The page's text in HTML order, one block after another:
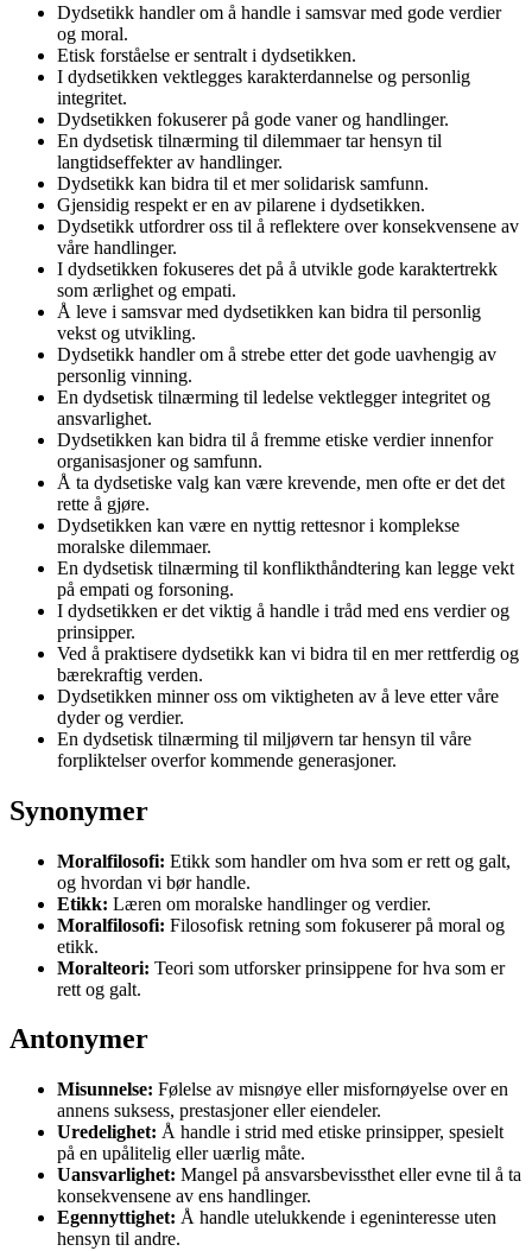
Dydsetikk handler om å handle i samsvar med gode verdier
og moral.
Etisk forståelse er sentralt i dydsetikken.
I dydsetikken vektlegges karakterdannelse og personlig
integritet.
Dydsetikken fokuserer på gode vaner og handlinger.
En dydsetisk tilnærming til dilemmaer tar hensyn til
langtidseffekter av handlinger.
Dydsetikk kan bidra til et mer solidarisk samfunn.
Gjensidig respekt er en av pilarene i dydsetikken.
Dydsetikk utfordrer oss til å reflektere over konsekvensene av
våre handlinger.
I dydsetikken fokuseres det på å utvikle gode karaktertrekk
som ærlighet og empati.
Å leve i samsvar med dydsetikken kan bidra til personlig
vekst og utvikling.
Dydsetikk handler om å strebe etter det gode uavhengig av
personlig vinning.
En dydsetisk tilnærming til ledelse vektlegger integritet og
ansvarlighet.
Dydsetikken kan bidra til å fremme etiske verdier innenfor
organisasjoner og samfunn.
Å ta dydsetiske valg kan være krevende, men ofte er det det
rette å gjøre.
Dydsetikken kan være en nyttig rettesnor i komplekse
moralske dilemmaer.
En dydsetisk tilnærming til konflikthåndtering kan legge vekt
på empati og forsoning.
I dydsetikken er det viktig å handle i tråd med ens verdier og
prinsipper.
Ved å praktisere dydsetikk kan vi bidra til en mer rettferdig og
bærekraftig verden.
Dydsetikken minner oss om viktigheten av å leve etter våre
dyder og verdier.
En dydsetisk tilnærming til miljøvern tar hensyn til våre
forpliktelser overfor kommende generasjoner.
Synonymer
Moralfilosofi: Etikk som handler om hva som er rett og galt,
og hvordan vi bør handle.
Etikk: Læren om moralske handlinger og verdier.
Moralfilosofi: Filosofisk retning som fokuserer på moral og
etikk.
Moralteori: Teori som utforsker prinsippene for hva som er
rett og galt.
Antonymer
Misunnelse: Følelse av misnøye eller misfornøyelse over en
annens suksess, prestasjoner eller eiendeler.
Uredelighet: Å handle i strid med etiske prinsipper, spesielt
på en upålitelig eller uærlig måte.
Uansvarlighet: Mangel på ansvarsbevissthet eller evne til å ta
konsekvensene av ens handlinger.
Egennyttighet: Å handle utelukkende i egeninteresse uten
hensyn til andre.